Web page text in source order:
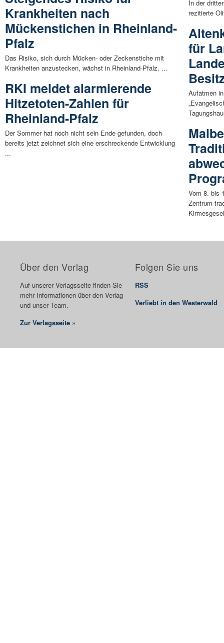
Krankheiten nach
Mückenstichen in Rheinland-
Pfalz
Das Risiko, sich durch Mücken- oder Zeckenstiche mit
Krankheiten anzustecken, wächst in Rheinland-Pfalz. ...
RKI meldet alarmierende
Hitzetoten-Zahlen für
Rheinland-Pfalz
Der Sommer hat noch nicht sein Ende gefunden, doch
bereits jetzt zeichnet sich eine erschreckende Entwicklung
...
In der
rezitierte
für
Aufatmen
Vom 8. bis
Zentrum
Über den Verlag
Auf unserer Verlagsseite finden Sie
mehr Informationen über den Verlag
und unser Team.
Zur Verlagsseite »
Folgen Sie uns
RSS
Verliebt in den Westerwald